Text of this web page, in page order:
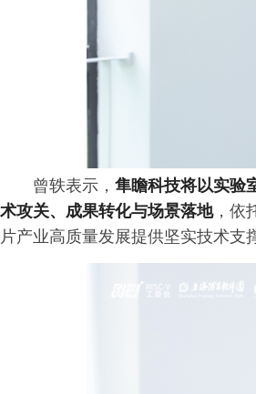
曾轶表示， 隼瞻科技将以实验
术攻关、成果转化与场景落地，依
片产业高质量发展提供坚实技术支